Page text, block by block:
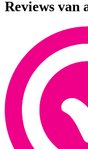
Reviews van